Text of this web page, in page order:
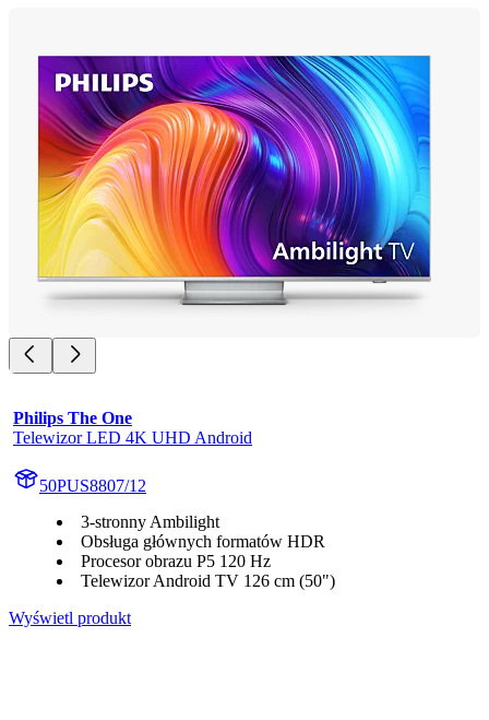
Philips The One
Telewizor LED 4K UHD Android
50PUS8807/12
3-stronny Ambilight
Obsługa głównych formatów HDR
Procesor obrazu P5 120 Hz
Telewizor Android TV 126 cm (50")
Wyświetl produkt